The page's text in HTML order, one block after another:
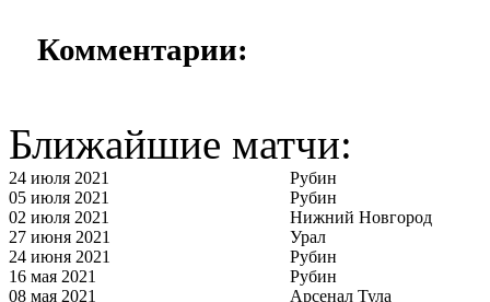
Комментарии:
Ближайшие матчи:
24 июля 2021
Рубин
05 июля 2021
Рубин
02 июля 2021
Нижний Новгород
27 июня 2021
Урал
24 июня 2021
Рубин
16 мая 2021
Рубин
08 мая 2021
Арсенал Тула